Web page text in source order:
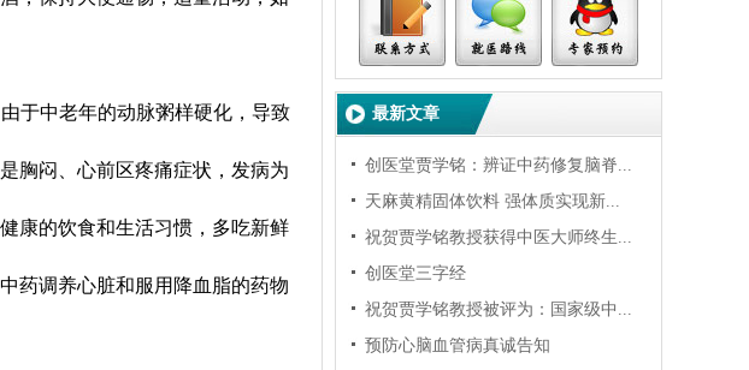
于中老年的动脉粥样硬化， 导致
胸闷、心前区疼痛症状，发病为
康的饮食和生活习惯，多吃新鲜
药调养心脏和服用降血脂的药物
最新文章
创医堂贾学铭：辨证中药修复脑脊...
天麻黄精固体饮料 强体质实现新...
祝贺贾学铭教授获得中医大师终生...
创医堂三字经
祝贺贾学铭教授被评为：国家级中...
预防心脑血管病真诚告知